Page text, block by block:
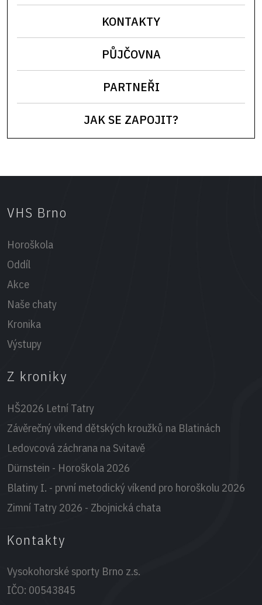
KONTAKTY
PŮJČOVNA
PARTNEŘI
JAK SE ZAPOJIT?
VHS Brno
Horoškola
Oddíl
Akce
Naše chaty
Kronika
Výstupy
Z kroniky
HŠ2026 Letní Tatry
Závěrečný víkend dětských kroužků na Blatinách
Ledovcová záchrana na Svitavě
Dürnstein - Horoškola 2026
Blatiny I. - první metodický víkend pro horoškolu 2026
Zimní Tatry 2026 - Zbojnická chata
Kontakty
Vysokohorské sporty Brno z.s.
IČO: 00543845